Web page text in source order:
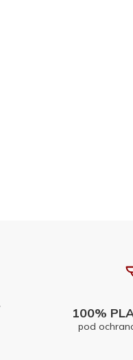
100%
pod